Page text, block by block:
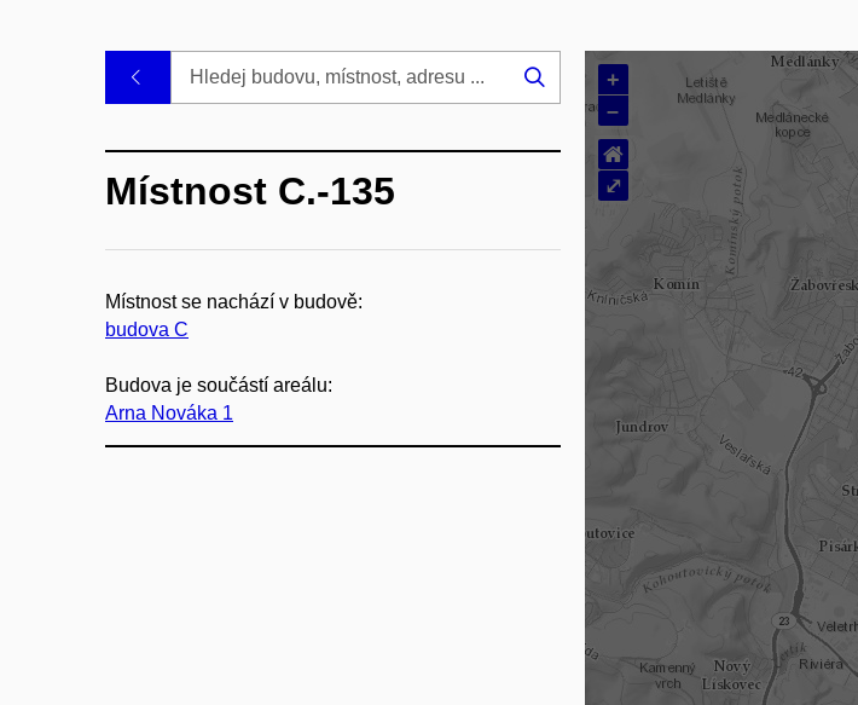
+
–
⌂
⤢
Hledej
Místnost C.-135
Místnost se nachází v budově:
budova C
Budova je součástí areálu:
Arna Nováka 1